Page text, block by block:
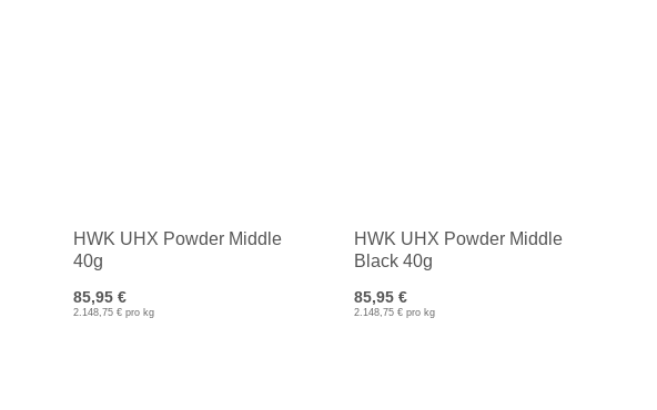
HWK UHX Powder Middle
40g
85,95 €
2.148,75 € pro kg
HWK UHX Powder Middle
Black 40g
85,95 €
2.148,75 € pro kg